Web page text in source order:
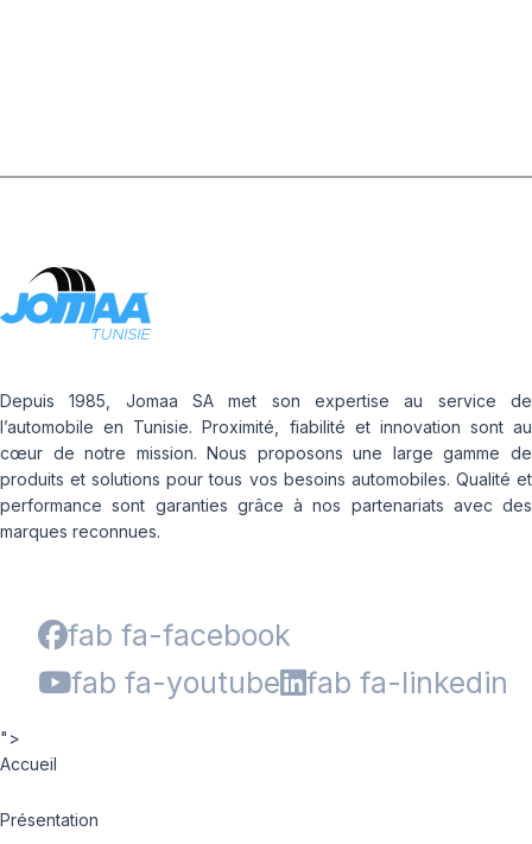
Depuis 1985, Jomaa SA met son expertise au service de
l’automobile en Tunisie. Proximité, fiabilité et innovation sont au
cœur de notre mission. Nous proposons une large gamme de
produits et solutions pour tous vos besoins automobiles. Qualité et
performance sont garanties grâce à nos partenariats avec des
marques reconnues.
fab fa-facebook
fab fa-youtube
fab fa-linkedin
">
Accueil
Présentation